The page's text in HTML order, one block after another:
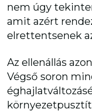
nem úgy
amit azért
elrettentsenek
Az ellenállás
Végső soron